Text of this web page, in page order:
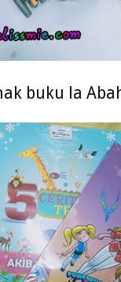
buku la